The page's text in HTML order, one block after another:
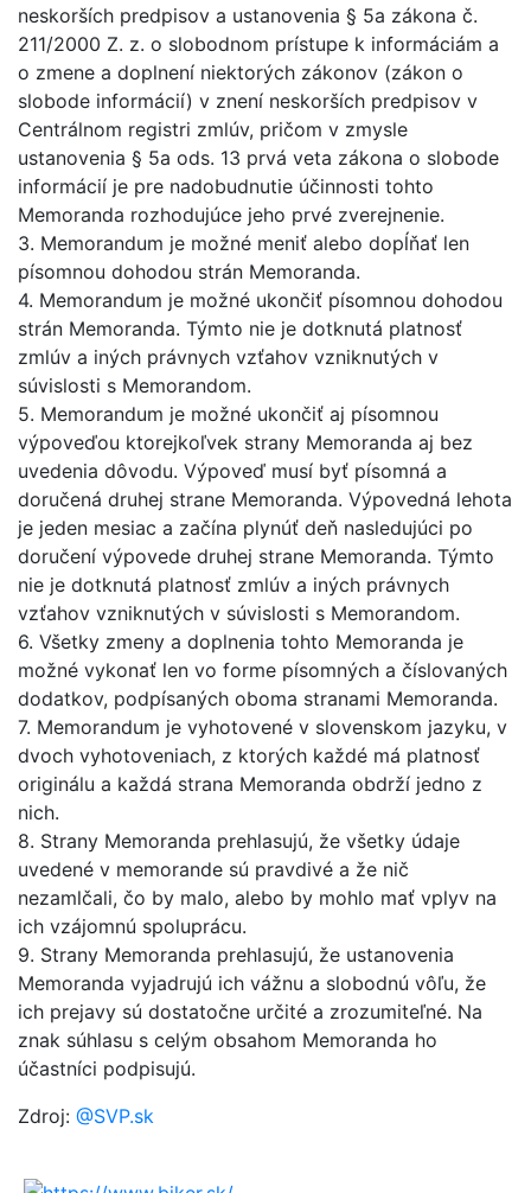
neskorších predpisov a ustanovenia § 5a zákona č.
211/2000 Z. z. o slobodnom prístupe k informáciám a
o zmene a doplnení niektorých zákonov (zákon o
slobode informácií) v znení neskorších predpisov v
Centrálnom registri zmlúv, pričom v zmysle
ustanovenia § 5a ods. 13 prvá veta zákona o slobode
informácií je pre nadobudnutie účinnosti tohto
Memoranda rozhodujúce jeho prvé zverejnenie.
3. Memorandum je možné meniť alebo dopĺňať len
písomnou dohodou strán Memoranda.
4. Memorandum je možné ukončiť písomnou dohodou
strán Memoranda. Týmto nie je dotknutá platnosť
zmlúv a iných právnych vzťahov vzniknutých v
súvislosti s Memorandom.
5. Memorandum je možné ukončiť aj písomnou
výpoveďou ktorejkoľvek strany Memoranda aj bez
uvedenia dôvodu. Výpoveď musí byť písomná a
doručená druhej strane Memoranda. Výpovedná lehota
je jeden mesiac a začína plynúť deň nasledujúci po
doručení výpovede druhej strane Memoranda. Týmto
nie je dotknutá platnosť zmlúv a iných právnych
vzťahov vzniknutých v súvislosti s Memorandom.
6. Všetky zmeny a doplnenia tohto Memoranda je
možné vykonať len vo forme písomných a číslovaných
dodatkov, podpísaných oboma stranami Memoranda.
7. Memorandum je vyhotovené v slovenskom jazyku, v
dvoch vyhotoveniach, z ktorých každé má platnosť
originálu a každá strana Memoranda obdrží jedno z
nich.
8. Strany Memoranda prehlasujú, že všetky údaje
uvedené v memorande sú pravdivé a že nič
nezamlčali, čo by malo, alebo by mohlo mať vplyv na
ich vzájomnú spoluprácu.
9. Strany Memoranda prehlasujú, že ustanovenia
Memoranda vyjadrujú ich vážnu a slobodnú vôľu, že
ich prejavy sú dostatočne určité a zrozumiteľné. Na
znak súhlasu s celým obsahom Memoranda ho
účastníci podpisujú.
Zdroj: @SVP.sk